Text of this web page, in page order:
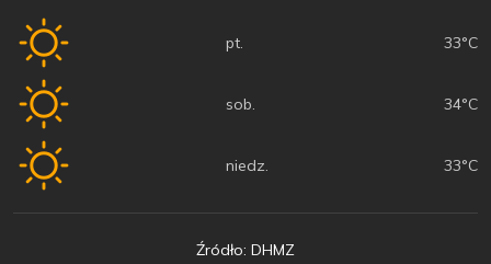
pt. 33°C
sob. 34°C
niedz. 33°C
Źródło: DHMZ